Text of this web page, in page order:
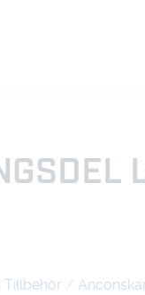
Tillbehör /